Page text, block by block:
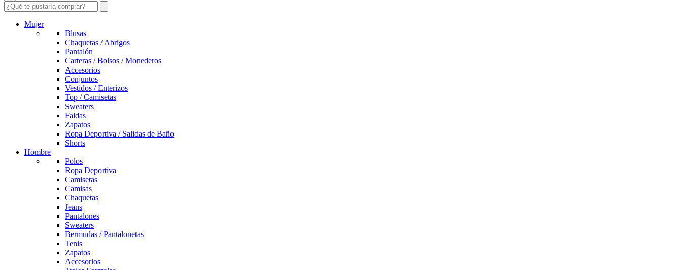
Mujer
Blusas
Chaquetas / Abrigos
Pantalón
Carteras / Bolsos / Monederos
Accesorios
Conjuntos
Vestidos / Enterizos
Top / Camisetas
Sweaters
Faldas
Zapatos
Ropa Deportiva / Salidas de Baño
Shorts
Hombre
Polos
Ropa Deportiva
Camisetas
Camisas
Chaquetas
Jeans
Pantalones
Sweaters
Bermudas / Pantalonetas
Tenis
Zapatos
Accesorios